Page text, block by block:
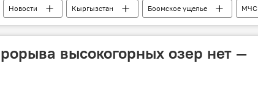
Новости Кыргызстан Боомское ущелье
МЧС
дорог
высокогорных озер нет —